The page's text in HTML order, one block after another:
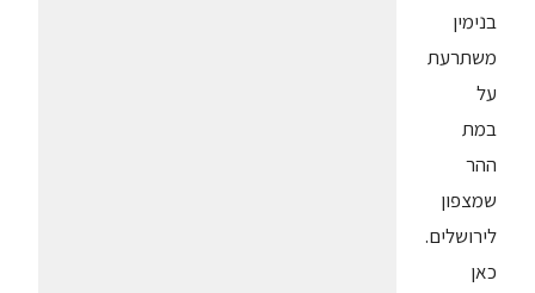
בנימין
משתרעת
על
במת
ההר
שמצפון
לירושלים.
כאן